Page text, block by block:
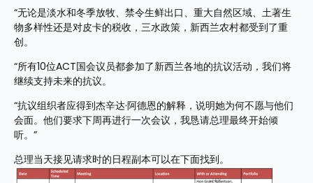
“无论是淡水和冬季放牧、禁令生鲜出口、重大自然区域、土著生
物多样性还是对皮卡的税收，三水政策，新西兰农村都受到了重
创。
“所有10位ACT国会议员都参加了新西兰各地的抗议活动，我们将
继续支持未来的抗议。
“抗议组织者应得到杰辛达·阿德恩的解释，说明她为何不愿与他们
会面。他们要求下周再进行一次会议，我恳请总理最终开始倾
听。”
总理当天接见请求时的日程副本可以在下面找到。